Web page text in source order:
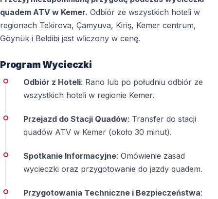
quadem ATV w Kemer. Odbiór ze wszystkich hoteli w
regionach Tekirova, Çamyuva, Kiriş, Kemer centrum,
Göynük i Beldibi jest wliczony w cenę.
Program Wycieczki
Odbiór z Hoteli: Rano lub po południu odbiór ze
wszystkich hoteli w regionie Kemer.
Przejazd do Stacji Quadów: Transfer do stacji
quadów ATV w Kemer (około 30 minut).
Spotkanie Informacyjne: Omówienie zasad
wycieczki oraz przygotowanie do jazdy quadem.
Przygotowania Techniczne i Bezpieczeństwa: